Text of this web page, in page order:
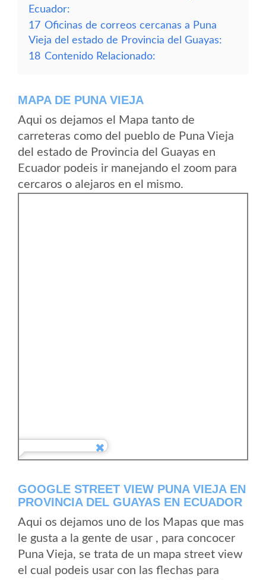
Ecuador:
17 Oficinas de correos cercanas a Puna
Vieja del estado de Provincia del Guayas:
18 Contenido Relacionado:
MAPA DE PUNA VIEJA
Aqui os dejamos el Mapa tanto de
carreteras como del pueblo de Puna Vieja
del estado de Provincia del Guayas en
Ecuador podeis ir manejando el zoom para
cercaros o alejaros en el mismo.
GOOGLE STREET VIEW PUNA VIEJA EN
PROVINCIA DEL GUAYAS EN ECUADOR
Aqui os dejamos uno de los Mapas que mas
le gusta a la gente de usar , para concocer
Puna Vieja, se trata de un mapa street view
el cual podeis usar con las flechas para